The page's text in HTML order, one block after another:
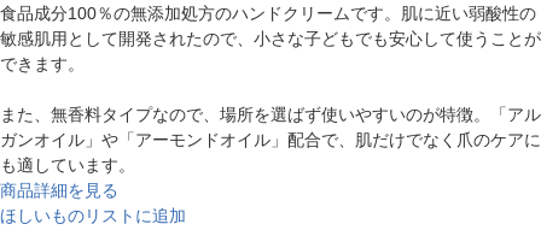
食品成分100％の無添加処方のハンドクリームです。肌に近い弱酸性の
敏感肌用として開発されたので、小さな子どもでも安心して使うことが
できます。
また、無香料タイプなので、場所を選ばず使いやすいのが特徴。「アル
ガンオイル」や「アーモンドオイル」配合で、肌だけでなく爪のケアに
も適しています。
商品詳細を見る
ほしいものリストに追加